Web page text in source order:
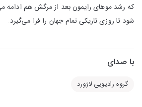
که رشد موهای رایمون بعد از مرگش هم ادامه
شود تا روزی تاریکی تمام جهان را فرا می‌گیرد.
با صدای
گروه رادیویی لاژورد